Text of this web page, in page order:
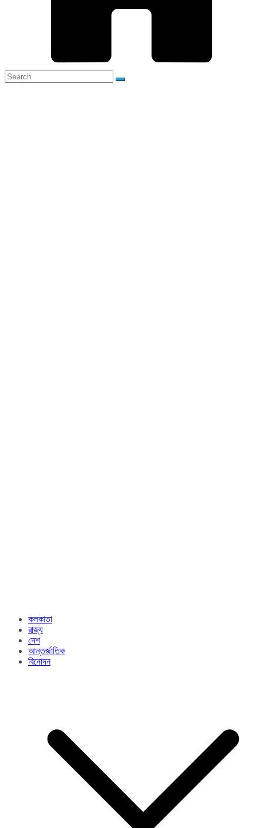
কলকাতা
রাজ্য​
দেশ
আন্তর্জাতিক
বিনোদন